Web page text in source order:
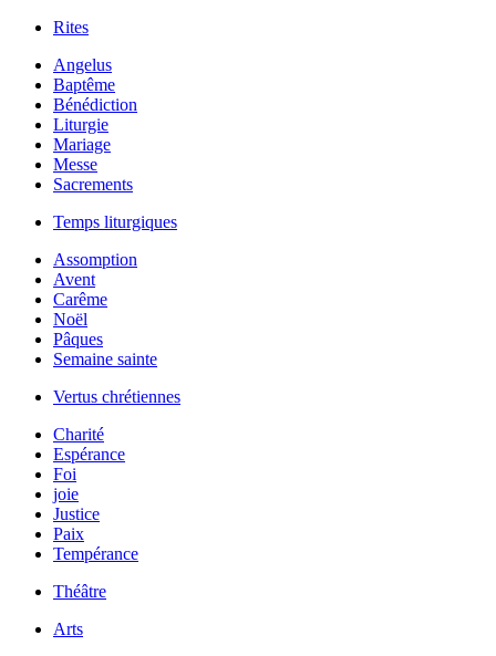
Rites
Angelus
Baptême
Bénédiction
Liturgie
Mariage
Messe
Sacrements
Temps liturgiques
Assomption
Avent
Carême
Noël
Pâques
Semaine sainte
Vertus chrétiennes
Charité
Espérance
Foi
joie
Justice
Paix
Tempérance
Théâtre
Arts